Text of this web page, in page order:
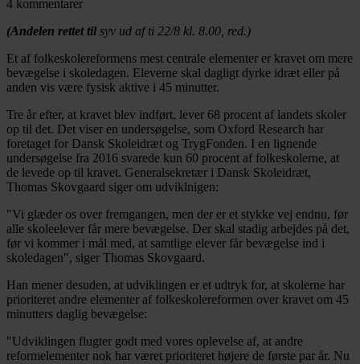
4 kommentarer
(Andelen rettet til syv ud af ti 22/8 kl. 8.00, red.)
Et af folkeskolereformens mest centrale elementer er kravet om mere
bevægelse i skoledagen. Eleverne skal dagligt dyrke idræt eller på
anden vis være fysisk aktive i 45 minutter.
Tre år efter, at kravet blev indført, lever 68 procent af landets skoler
op til det. Det viser en undersøgelse, som Oxford Research har
foretaget for Dansk Skoleidræt og TrygFonden. I en lignende
undersøgelse fra 2016 svarede kun 60 procent af folkeskolerne, at
de levede op til kravet. Generalsekretær i Dansk Skoleidræt,
Thomas Skovgaard siger om udviklnigen:
"Vi glæder os over fremgangen, men der er et stykke vej endnu, før
alle skoleelever får mere bevægelse. Der skal stadig arbejdes på det,
før vi kommer i mål med, at samtlige elever får bevægelse ind i
skoledagen", siger Thomas Skovgaard.
Han mener desuden, at udviklingen er et udtryk for, at skolerne har
prioriteret andre elementer af folkeskolereformen over kravet om 45
minutters daglig bevægelse:
"Udviklingen flugter godt med vores oplevelse af, at andre
reformelementer nok har været prioriteret højere de første par år. Nu